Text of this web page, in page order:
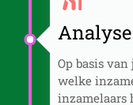
Op basis
welke
inzamelaars